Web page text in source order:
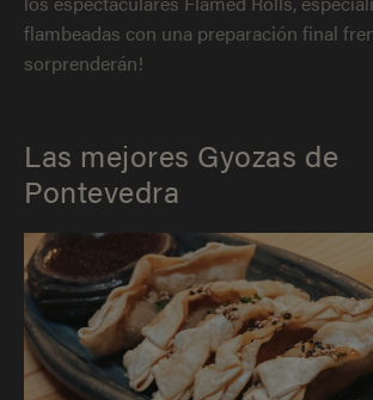
flambeadas con una preparación final
sorprenderán!
Las mejores Gyozas de
Pontevedra